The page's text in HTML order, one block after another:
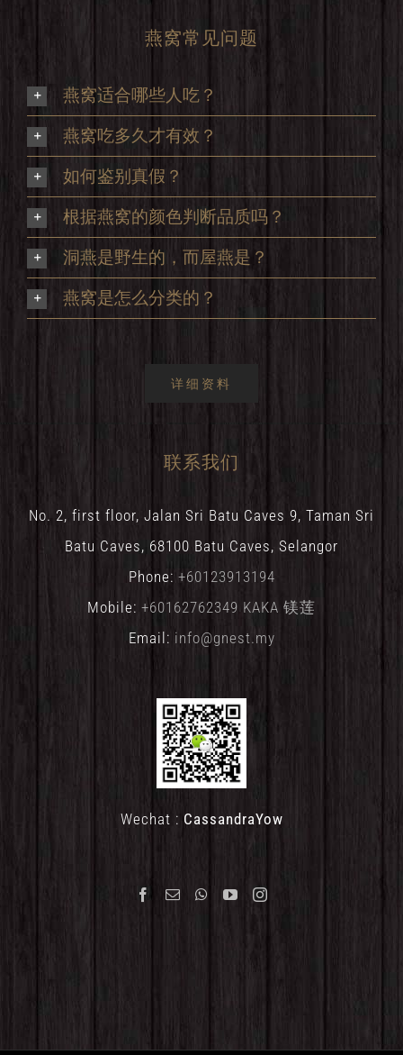
燕窝常见问题
燕窝适合哪些人吃？
燕窝吃多久才有效？
如何鉴别真假？
根据燕窝的颜色判断品质吗？
洞燕是野生的，而屋燕是？
燕窝是怎么分类的？
详细资料
联系我们
No. 2, first floor, Jalan Sri Batu Caves 9, Taman Sri
Batu Caves, 68100 Batu Caves, Selangor
Phone: +60123913194
Mobile: +60162762349 KAKA 镁莲
Email: info@gnest.my
Wechat : CassandraYow